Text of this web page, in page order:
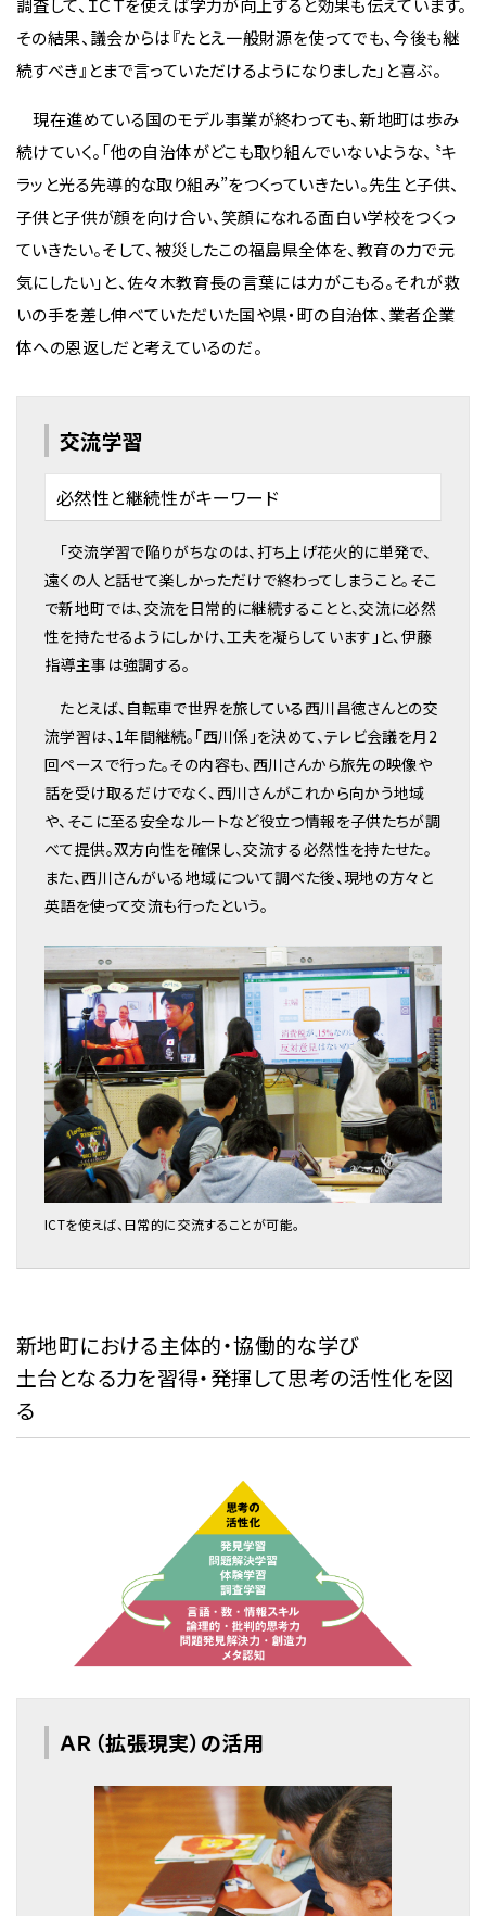
調査して、ＩＣＴを使えば学力が向上すると効果も伝えています。
その結果、議会からは『たとえ一般財源を使ってでも、今後も継
続すべき』とまで言っていただけるようになりました」と喜ぶ。
現在進めている国のモデル事業が終わっても、新地町は歩み
続けていく。「他の自治体がどこも取り組んでいないような、〝キ
ラッと光る先導的な取り組み”をつくっていきたい。先生と子供、
子供と子供が顔を向け合い、笑顔になれる面白い学校をつくっ
ていきたい。そして、被災したこの福島県全体を、教育の力で元
気にしたい」と、佐々木教育長の言葉には力がこもる。それが救
いの手を差し伸べていただいた国や県・町の自治体、業者企業
体への恩返しだと考えているのだ。
交流学習
必然性と継続性がキーワード
「交流学習で陥りがちなのは、打ち上げ花火的に単発で、
遠くの人と話せて楽しかっただけで終わってしまうこと。そこ
で新地町では、交流を日常的に継続することと、交流に必然
性を持たせるようにしかけ、工夫を凝らしています」と、伊藤
指導主事は強調する。
たとえば、自転車で世界を旅している西川昌徳さんとの交
流学習は、1年間継続。「西川係」を決めて、テレビ会議を月2
回ペースで行った。その内容も、西川さんから旅先の映像や
話を受け取るだけでなく、西川さんがこれから向かう地域
や、そこに至る安全なルートなど役立つ情報を子供たちが調
べて提供。双方向性を確保し、交流する必然性を持たせた。
また、西川さんがいる地域について調べた後、現地の方々と
英語を使って交流も行ったという。
ICTを使えば、日常的に交流することが可能。
新地町における主体的・協働的な学び
土台となる力を習得・発揮して思考の活性化を図
る
ＡＲ（拡張現実）の活用